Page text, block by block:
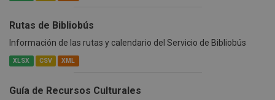
Rutas de Bibliobús
Información de las rutas y calendario del Servicio de Bibliobús
XLSX CSV XML
Guía de Recursos Culturales